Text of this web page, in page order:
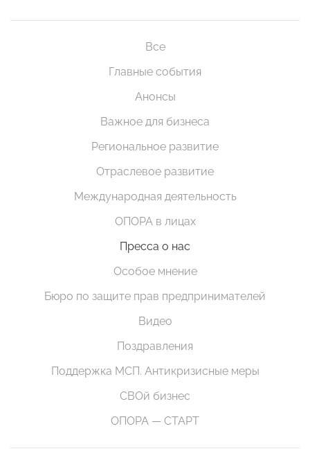
Все
Главные события
Анонсы
Важное для бизнеса
Региональное развитие
Отраслевое развитие
Международная деятельность
ОПОРА в лицах
Пресса о нас
Особое мнение
Бюро по защите прав предпринимателей
Видео
Поздравления
Поддержка МСП. Антикризисные меры
СВОй бизнес
ОПОРА — СТАРТ